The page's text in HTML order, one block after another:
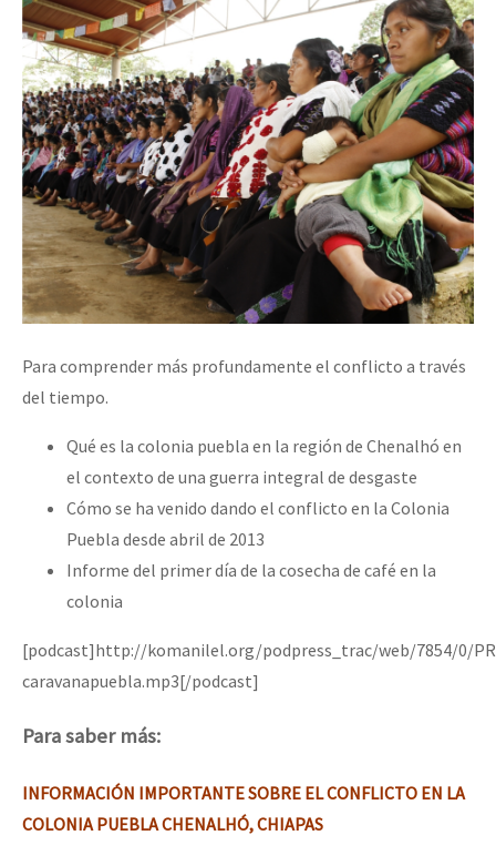
Para comprender más profundamente el conflicto a través
del tiempo.
Qué es la colonia puebla en la región de Chenalhó en
el contexto de una guerra integral de desgaste
Cómo se ha venido dando el conflicto en la Colonia
Puebla desde abril de 2013
Informe del primer día de la cosecha de café en la
colonia
[podcast]http://komanilel.org/podpress_trac/web/7854/0/
caravanapuebla.mp3[/podcast]
Para saber más:
INFORMACIÓN IMPORTANTE SOBRE EL CONFLICTO EN LA
COLONIA PUEBLA CHENALHÓ, CHIAPAS